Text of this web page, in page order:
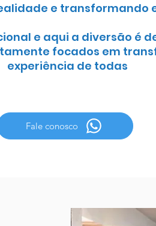
e
e aqui a diversão é
focados em
experiência de todas
Fale conosco